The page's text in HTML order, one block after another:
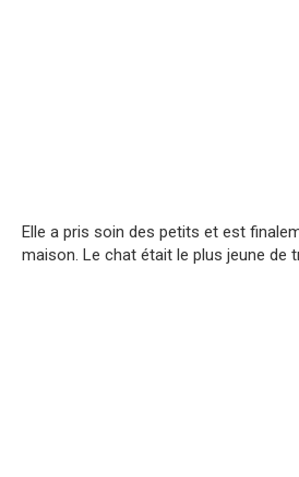
Elle a pris soin des petits et est
maison. Le chat était le plus jeune de